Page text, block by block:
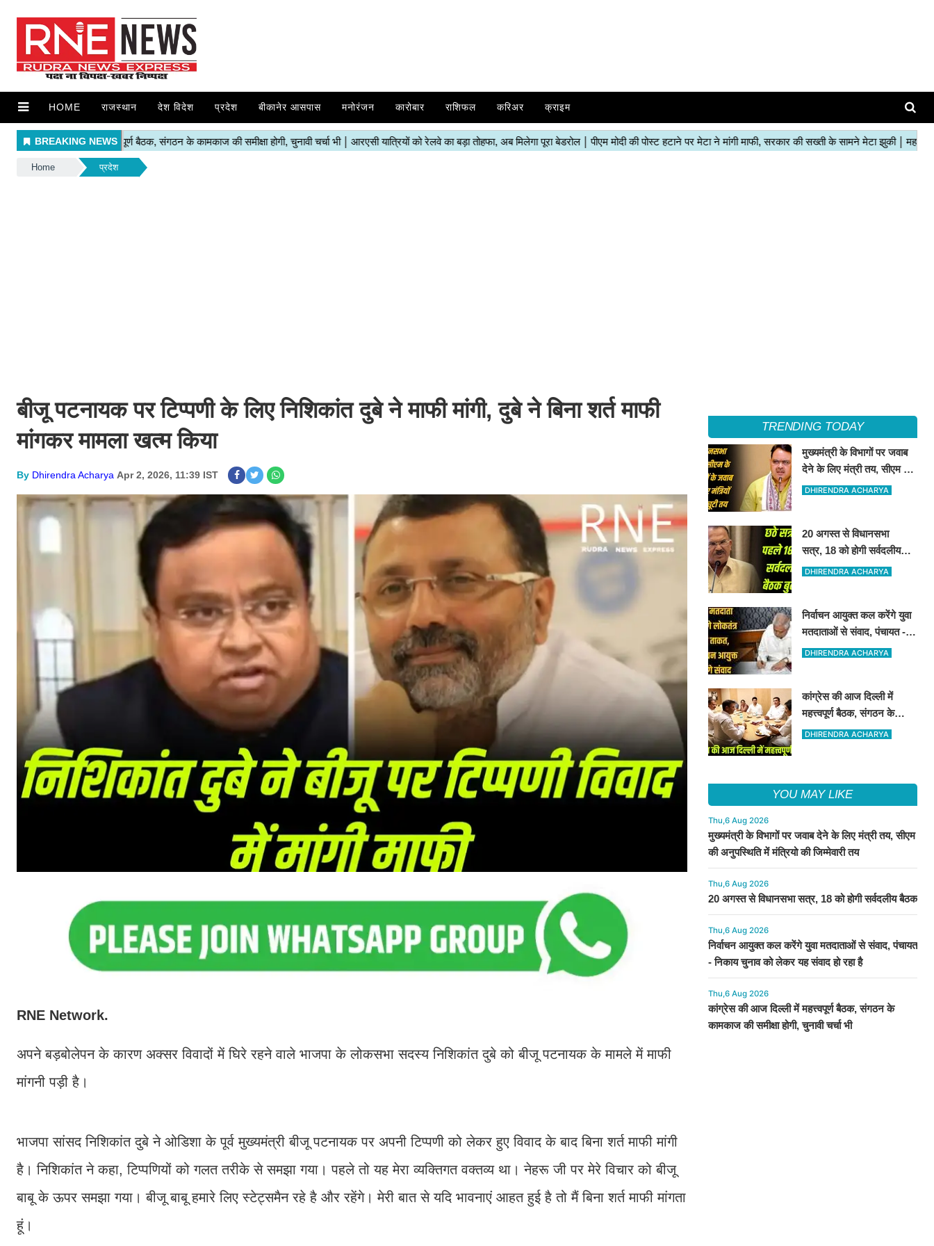
HOME राजस्थान देश विदेश प्रदेश बीकानेर आसपास मनोरंजन कारोबार राशिफल करिअर क्राइम
Home प्रदेश
बीजू पटनायक पर टिप्पणी के लिए निशिकांत दुबे ने माफी मांगी, दुबे ने बिना शर्त माफी
मांगकर मामला खत्म किया
By Dhirendra Acharya Apr 2, 2026, 11:39 IST
RNE Network.
अपने बड़बोलेपन के कारण अक्सर विवादों में घिरे रहने वाले भाजपा के लोकसभा सदस्य निशिकांत दुबे को बीजू पटनायक के मामले में माफी
मांगनी पड़ी है।
भाजपा सांसद निशिकांत दुबे ने ओडिशा के पूर्व मुख्यमंत्री बीजू पटनायक पर अपनी टिप्पणी को लेकर हुए विवाद के बाद बिना शर्त माफी मांगी
है। निशिकांत ने कहा, टिप्पणियों को गलत तरीके से समझा गया। पहले तो यह मेरा व्यक्तिगत वक्तव्य था। नेहरू जी पर मेरे विचार को बीजू
बाबू के ऊपर समझा गया। बीजू बाबू हमारे लिए स्टेट्समैन रहे है और रहेंगे। मेरी बात से यदि भावनाएं आहत हुई है तो मैं बिना शर्त माफी मांगता
हूं।
TRENDING TODAY
मुख्यमंत्री के विभागों पर जवाब
देने के लिए मंत्री तय, सीएम की
अनुपस्थिति में मंत्रियो की
DHIRENDRA ACHARYA
20 अगस्त से विधानसभा
सत्र, 18 को होगी सर्वदलीय
बैठक
DHIRENDRA ACHARYA
निर्वाचन आयुक्त कल करेंगे युवा
मतदाताओं से संवाद, पंचायत -
निकाय चुनाव को लेकर यह
DHIRENDRA ACHARYA
कांग्रेस की आज दिल्ली में
महत्त्वपूर्ण बैठक, संगठन के
कामकाज की समीक्षा होगी,
DHIRENDRA ACHARYA
YOU MAY LIKE
Thu,6 Aug 2026
मुख्यमंत्री के विभागों पर जवाब देने के लिए मंत्री तय, सीएम
की अनुपस्थिति में मंत्रियो की जिम्मेवारी तय
Thu,6 Aug 2026
20 अगस्त से विधानसभा सत्र, 18 को होगी सर्वदलीय बैठक
Thu,6 Aug 2026
निर्वाचन आयुक्त कल करेंगे युवा मतदाताओं से संवाद, पंचायत
- निकाय चुनाव को लेकर यह संवाद हो रहा है
Thu,6 Aug 2026
कांग्रेस की आज दिल्ली में महत्त्वपूर्ण बैठक, संगठन के
कामकाज की समीक्षा होगी, चुनावी चर्चा भी